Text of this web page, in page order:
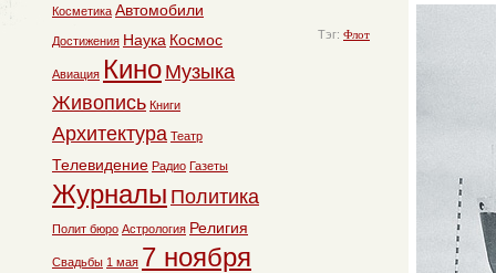
Тэг: Флот
Косметика Автомобили
Достижения Наука Космос
Авиация Кино Музыка
Живопись Книги
Архитектура Театр
Телевидение Радио Газеты
Журналы Политика
Полит бюро Астрология Религия
Свадьбы 1 мая 7 ноября